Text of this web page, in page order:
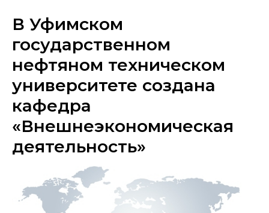
В Уфимском
государственном
нефтяном техническом
университете создана
кафедра
«Внешнеэкономическая
деятельность»